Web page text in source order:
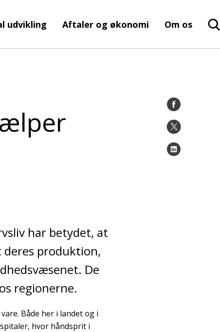
udvikling Aftaler og økonomi Om os
har betydet, at
deres produktion,
De
regionerne.
Både her i landet og i
hvor håndsprit i